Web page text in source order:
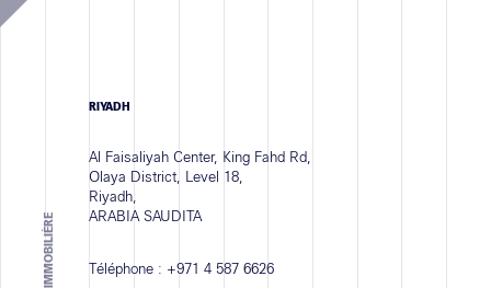
RIYADH
Al Faisaliyah Center, King Fahd Rd,
Olaya District, Level 18,
Riyadh,
ARABIA SAUDITA
Téléphone : +971 4 587 6626